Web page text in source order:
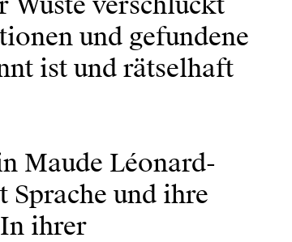
und gefundene
ist und rätselhaft
Maude Léonard-
und ihre
ihrer